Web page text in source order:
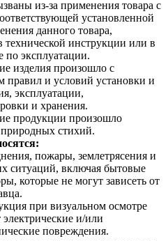
из-за применения товара с
установленной
данного товара,
технической инструкции или в
по эксплуатации.
изделия произошло с
правил и условий установки и
эксплуатации,
и хранения.
продукции произошло
природных стихий.
пожары, землетрясения и
ситуаций, включая бытовые
которые не могут зависеть от
при визуальном осмотре
электрические и/или
повреждения.